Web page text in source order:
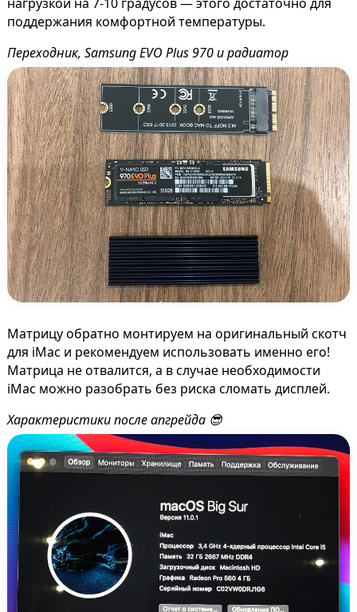
поддержания комфортной температуры.
Переходник, Samsung EVO Plus 970 и радиатор
Матрицу обратно монтируем на оригинальный скотч
для iMac и рекомендуем использовать именно его!
Матрица не отвалится, а в случае необходимости
iMac можно разобрать без риска сломать дисплей.
Характеристики после апгрейда 😎